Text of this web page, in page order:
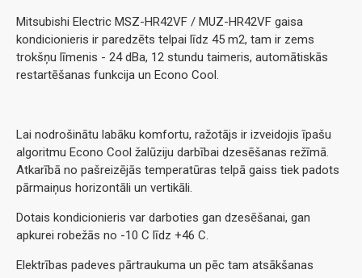
Mitsubishi Electric MSZ-HR42VF / MUZ-HR42VF gaisa
kondicionieris ir paredzēts telpai līdz 45 m2, tam ir zems
trokšņu līmenis - 24 dBa, 12 stundu taimeris, automātiskās
restartēšanas funkcija un Econo Cool.
Lai nodrošinātu labāku komfortu, ražotājs ir izveidojis īpašu
algoritmu Econo Cool žalūziju darbībai dzesēšanas režīmā.
Atkarībā no pašreizējās temperatūras telpā gaiss tiek padots
pārmaiņus horizontāli un vertikāli.
Dotais kondicionieris var darboties gan dzesēšanai, gan
apkurei robežās no -10 C līdz +46 C.
Elektrības padeves pārtraukuma un pēc tam atsākšanas